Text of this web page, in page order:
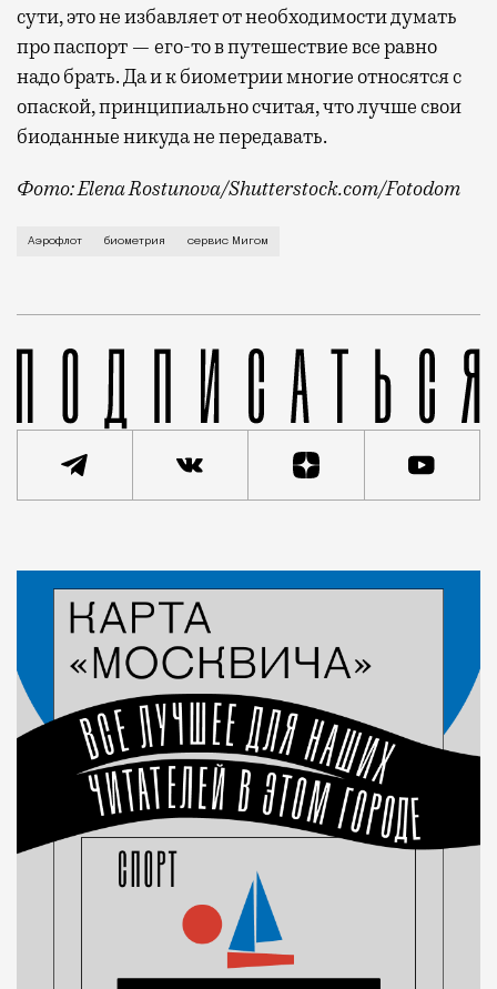
сути, это не избавляет от необходимости думать
про паспорт — его-то в путешествие все равно
надо брать. Да и к биометрии многие относятся с
опаской, принципиально считая, что лучше свои
биоданные никуда не передавать.
Фото: Elena Rostunova/Shutterstock.com/Fotodom
Не успели пассажиры привыкнуть к электронным
Аэрофлот биометрия сервис Мигом
Статья
Город
Николай Спиридонов